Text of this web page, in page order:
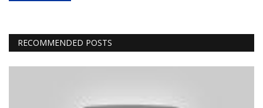
RECOMMENDED POSTS